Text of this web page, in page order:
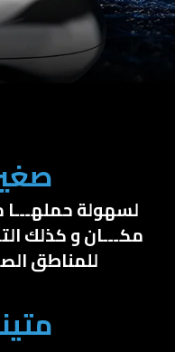
لسهولة
مكـــان و كذلك
للمناطق